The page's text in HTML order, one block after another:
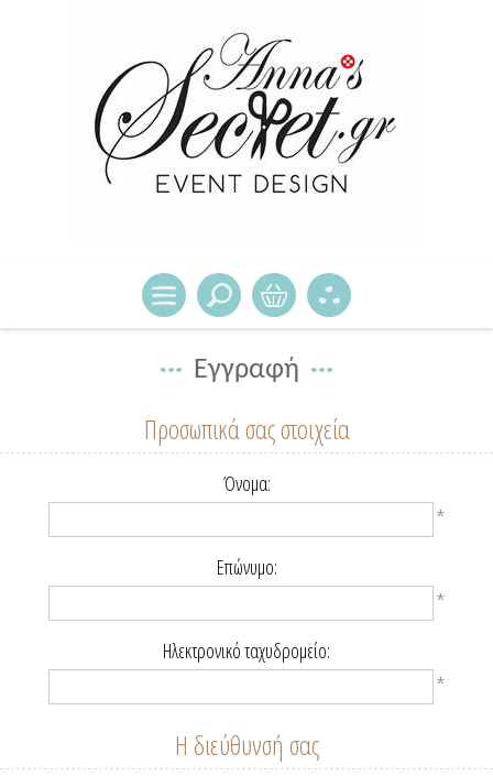
Εγγραφή
Προσωπικά σας στοιχεία
Όνομα:
*
Επώνυμο:
*
Ηλεκτρονικό ταχυδρομείο:
*
Η διεύθυνσή σας